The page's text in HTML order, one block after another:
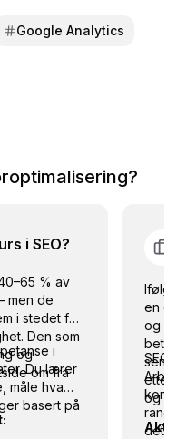
Google Analytics
?
i SEO?
% av
men de
i stedet for
Den som
og
om fra
i
Du lærer
måle hva
basert på
Ifølge
en
og
og
SEO-
dette